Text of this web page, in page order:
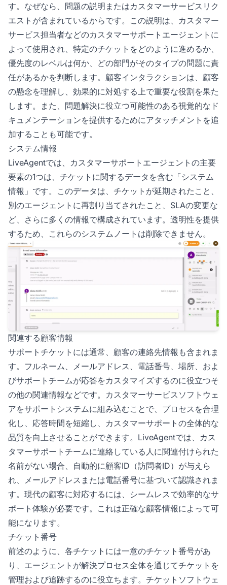
す。なぜなら、問題の説明またはカスタマーサービスリク
エストが含まれているからです。この説明は、カスタマー
サービス担当者などのカスタマーサポートエージェントに
よって使用され、特定のチケットをどのように進めるか、
優先度のレベルは何か、どの部門がそのタイプの問題に責
任があるかを判断します。顧客インタラクションは、顧客
の懸念を理解し、効果的に対処する上で重要な役割を果た
します。また、問題解決に役立つ可能性のある視覚的なド
キュメンテーションを提供するためにアタッチメントを追
加することも可能です。
システム情報
LiveAgentでは、カスタマーサポートエージェントの主要
要素の1つは、チケットに関するデータを含む「システム
情報」です。このデータは、チケットが延期されたこと、
別のエージェントに再割り当てされたこと、SLAの変更な
ど、さらに多くの情報で構成されています。透明性を提供
するため、これらのシステムノートは削除できません。
関連する顧客情報
サポートチケットには通常、顧客の連絡先情報も含まれま
す。フルネーム、メールアドレス、電話番号、場所、およ
びサポートチームが応答をカスタマイズするのに役立つそ
の他の関連情報などです。カスタマーサービスソフトウェ
アをサポートシステムに組み込むことで、プロセスを合理
化し、応答時間を短縮し、カスタマーサポートの全体的な
品質を向上させることができます。LiveAgentでは、カス
タマーサポートチームに連絡している人に関連付けられた
名前がない場合、自動的に顧客ID（訪問者ID）が与えら
れ、メールアドレスまたは電話番号に基づいて認識されま
す。現代の顧客に対応するには、シームレスで効率的なサ
ポート体験が必要です。これは正確な顧客情報によって可
能になります。
チケット番号
前述のように、各チケットには一意のチケット番号があ
り、エージェントが解決プロセス全体を通じてチケットを
管理および追跡するのに役立ちます。チケットソフトウェ